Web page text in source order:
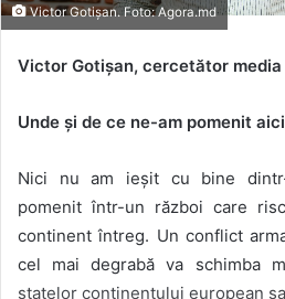
Victor Gotișan. Foto: Agora.md
Victor Gotișan, cercetător media
Unde și de ce ne-am pomenit
Nici nu am ieșit cu bine
pomenit într-un război care
continent întreg. Un conflict
cel mai degrabă va schimba
statelor continentului european